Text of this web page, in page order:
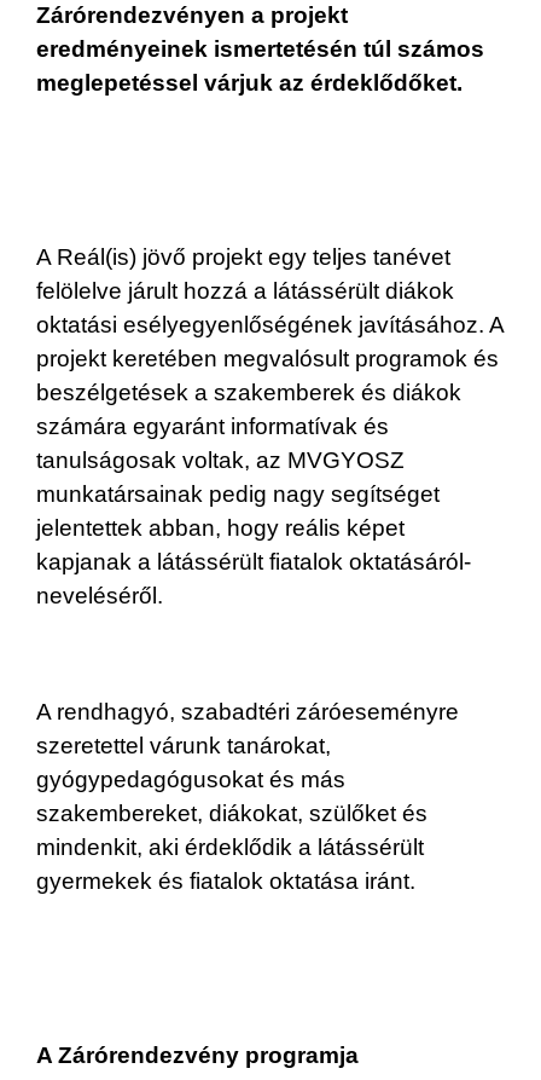
Zárórendezvényen a projekt
eredményeinek ismertetésén túl számos
meglepetéssel várjuk az érdeklődőket.
A Reál(is) jövő projekt egy teljes tanévet
felölelve járult hozzá a látássérült diákok
oktatási esélyegyenlőségének javításához. A
projekt keretében megvalósult programok és
beszélgetések a szakemberek és diákok
számára egyaránt informatívak és
tanulságosak voltak, az MVGYOSZ
munkatársainak pedig nagy segítséget
jelentettek abban, hogy reális képet
kapjanak a látássérült fiatalok oktatásáról-
neveléséről.
A rendhagyó, szabadtéri záróeseményre
szeretettel várunk tanárokat,
gyógypedagógusokat és más
szakembereket, diákokat, szülőket és
mindenkit, aki érdeklődik a látássérült
gyermekek és fiatalok oktatása iránt.
A Zárórendezvény programja